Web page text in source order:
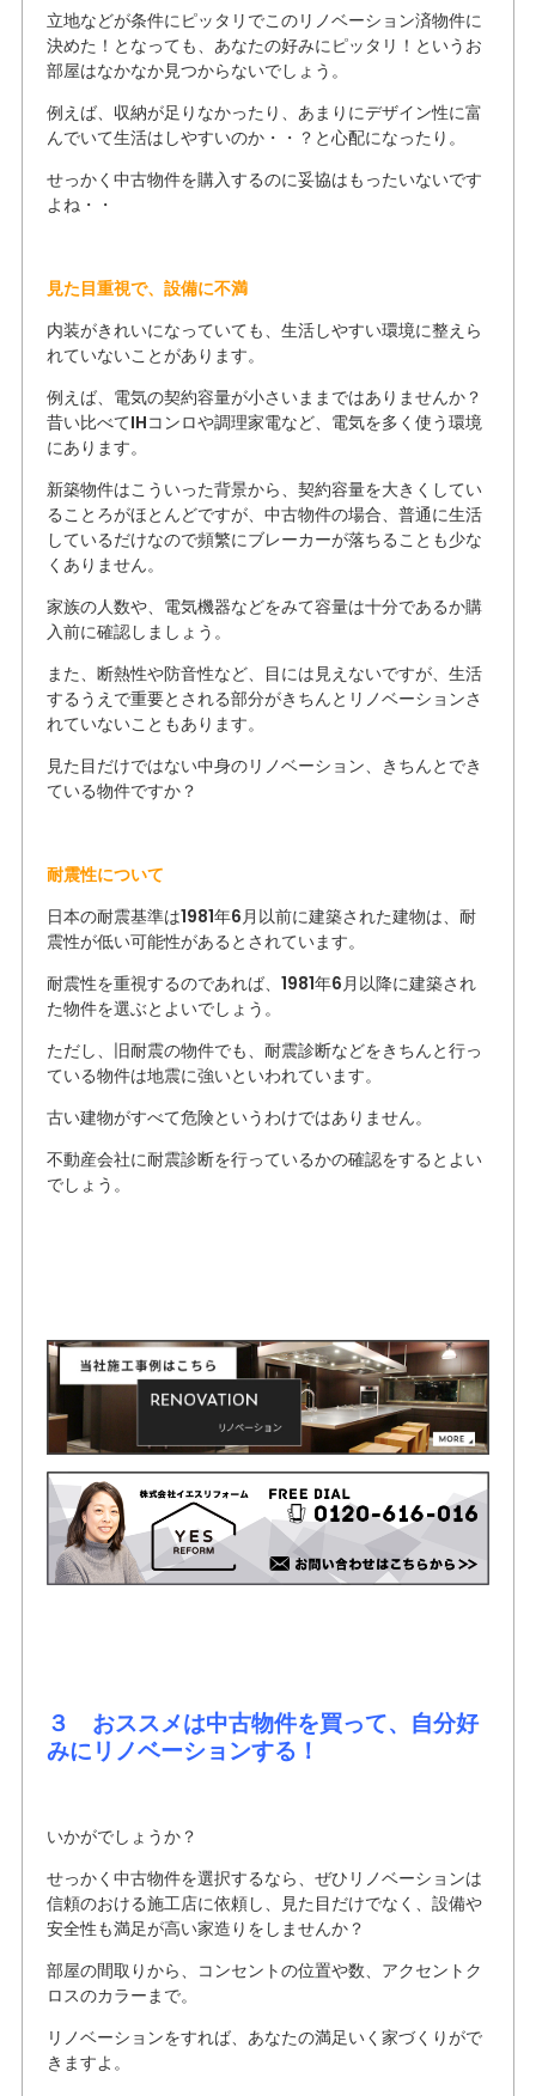
立地などが条件にピッタリでこのリノベーション済物件に
決めた！となっても、あなたの好みにピッタリ！というお
部屋はなかなか見つからないでしょう。
例えば、収納が足りなかったり、あまりにデザイン性に富
んでいて生活はしやすいのか・・？と心配になったり。
せっかく中古物件を購入するのに妥協はもったいないです
よね・・
見た目重視で、設備に不満
内装がきれいになっていても、生活しやすい環境に整えら
れていないことがあります。
例えば、電気の契約容量が小さいままではありませんか？
昔い比べてIHコンロや調理家電など、電気を多く使う環境
にあります。
新築物件はこういった背景から、契約容量を大きくしてい
ることろがほとんどですが、中古物件の場合、普通に生活
しているだけなので頻繁にブレーカーが落ちることも少な
くありません。
家族の人数や、電気機器などをみて容量は十分であるか購
入前に確認しましょう。
また、断熱性や防音性など、目には見えないですが、生活
するうえで重要とされる部分がきちんとリノベーションさ
れていないこともあります。
見た目だけではない中身のリノベーション、きちんとでき
ている物件ですか？
耐震性について
日本の耐震基準は1981年6月以前に建築された建物は、耐
震性が低い可能性があるとされています。
耐震性を重視するのであれば、1981年6月以降に建築され
た物件を選ぶとよいでしょう。
ただし、旧耐震の物件でも、耐震診断などをきちんと行っ
ている物件は地震に強いといわれています。
古い建物がすべて危険というわけではありません。
不動産会社に耐震診断を行っているかの確認をするとよい
でしょう。
３ おススメは中古物件を買って、自分好
みにリノベーションする！
いかがでしょうか？
せっかく中古物件を選択するなら、ぜひリノベーションは
信頼のおける施工店に依頼し、見た目だけでなく、設備や
安全性も満足が高い家造りをしませんか？
部屋の間取りから、コンセントの位置や数、アクセントク
ロスのカラーまで。
リノベーションをすれば、あなたの満足いく家づくりがで
きますよ。